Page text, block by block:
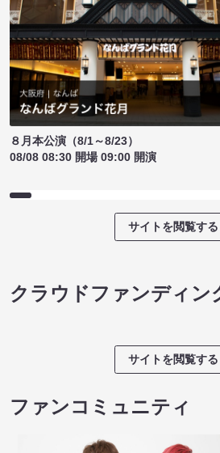
８月本公演（8/1～8/23）
08/08 08:30 開場 09:00 開演
サイトを閲覧する
クラウドファンディン
サイトを閲覧する
ファンコミュニティ